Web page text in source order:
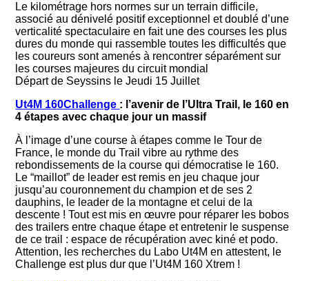
Le kilométrage hors normes sur un terrain difficile,
associé au dénivelé positif exceptionnel et doublé d’une
verticalité spectaculaire en fait une des courses les plus
dures du monde qui rassemble toutes les difficultés que
les coureurs sont amenés à rencontrer séparément sur
les courses majeures du circuit mondial
Départ de Seyssins le Jeudi 15 Juillet
Ut4M 160Challenge : l’avenir de l’Ultra Trail, le 160 en
4 étapes avec chaque jour un massif
À l’image d’une course à étapes comme le Tour de
France, le monde du Trail vibre au rythme des
rebondissements de la course qui démocratise le 160.
Le “maillot” de leader est remis en jeu chaque jour
jusqu’au couronnement du champion et de ses 2
dauphins, le leader de la montagne et celui de la
descente ! Tout est mis en œuvre pour réparer les bobos
des trailers entre chaque étape et entretenir le suspense
de ce trail : espace de récupération avec kiné et podo.
Attention, les recherches du Labo Ut4M en attestent, le
Challenge est plus dur que l’Ut4M 160 Xtrem !